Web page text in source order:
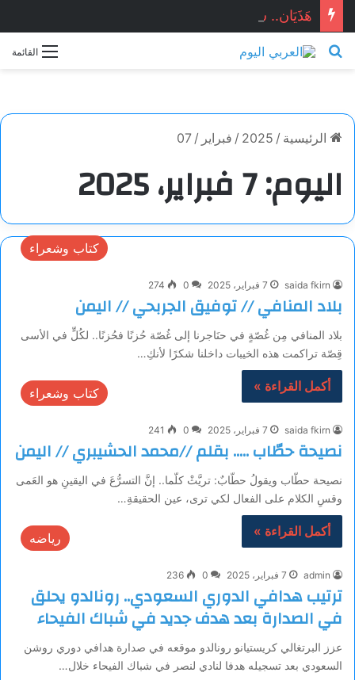
هَذَيَان.. شعر: فيصل حامدي
القائمة بحث عن
الرئيسية /
2025
/ فبراير /
07
اليوم:7 فبراير، 2025
كتاب وشعراء
saida fkirn 7 فبراير، 2025 0
274
بلاد المنافي // توفيق الجربحي // اليمن
بلاد المنافي مِن غُصّةٍ في حنَاجرنا إلى غُصّة حُزنًا فحُزنًا.. لكُلٍّ في الأسى
قِصّة تراكمت هذه الخيبات داخلنا شكرًا لأنكِ…
أكمل القراءة » كتاب وشعراء
saida fkirn 7 فبراير، 2025 0
241
نصيحة حطّاب ….. بقلم //محمد الحشيبري // اليمن
نصيحة حطّاب ويقولُ حطّابٌ: تريَّثْ كلّما.. إنَّ التسرُّعَ في اليقينِ هو العَمى
وقسِ الكلام على الفعال لكي ترى، عين الحقيقةِ…
أكمل القراءة » رياضه
admin 7 فبراير، 2025 0
236
ترتيب هدافي الدوري السعودي.. رونالدو يحلق
في الصدارة بعد هدف جديد في شباك الفيحاء
عزز البرتغالي كريستيانو رونالدو موقعه في صدارة هدافي دوري روشن
السعودي بعد تسجيله هدفا لنادي لنصر في شباك الفيحاء خلال…